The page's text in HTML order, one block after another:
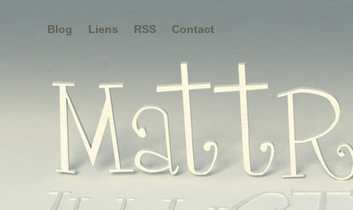
Blog Liens RSS Contact